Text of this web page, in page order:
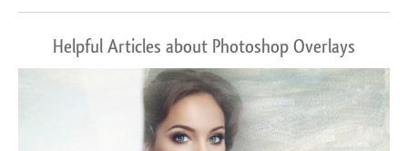
Helpful Articles about Photoshop Overlays